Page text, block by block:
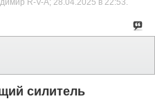
R-V-A; 28.04.2025 в 22:53.
силитель